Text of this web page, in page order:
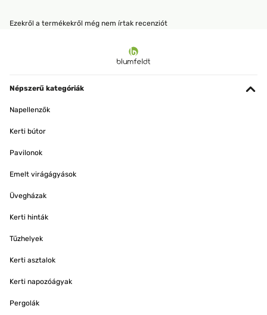
Ezekről a termékekről még nem írtak recenziót
Népszerű kategóriák
Napellenzők
Kerti bútor
Pavilonok
Emelt virágágyások
Üvegházak
Kerti hinták
Tűzhelyek
Kerti asztalok
Kerti napozóágyak
Pergolák